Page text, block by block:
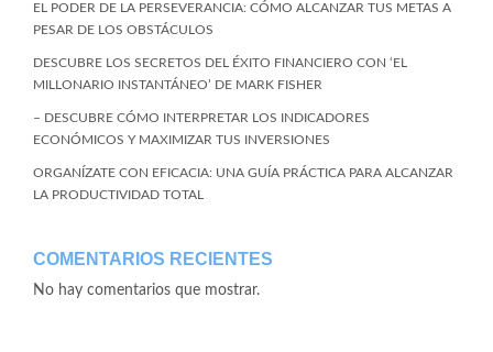
EL PODER DE LA PERSEVERANCIA: CÓMO ALCANZAR TUS METAS A
PESAR DE LOS OBSTÁCULOS
DESCUBRE LOS SECRETOS DEL ÉXITO FINANCIERO CON ‘EL
MILLONARIO INSTANTÁNEO’ DE MARK FISHER
– DESCUBRE CÓMO INTERPRETAR LOS INDICADORES
ECONÓMICOS Y MAXIMIZAR TUS INVERSIONES
ORGANÍZATE CON EFICACIA: UNA GUÍA PRÁCTICA PARA ALCANZAR
LA PRODUCTIVIDAD TOTAL
COMENTARIOS RECIENTES
No hay comentarios que mostrar.